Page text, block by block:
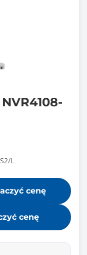
L
cenę
cenę